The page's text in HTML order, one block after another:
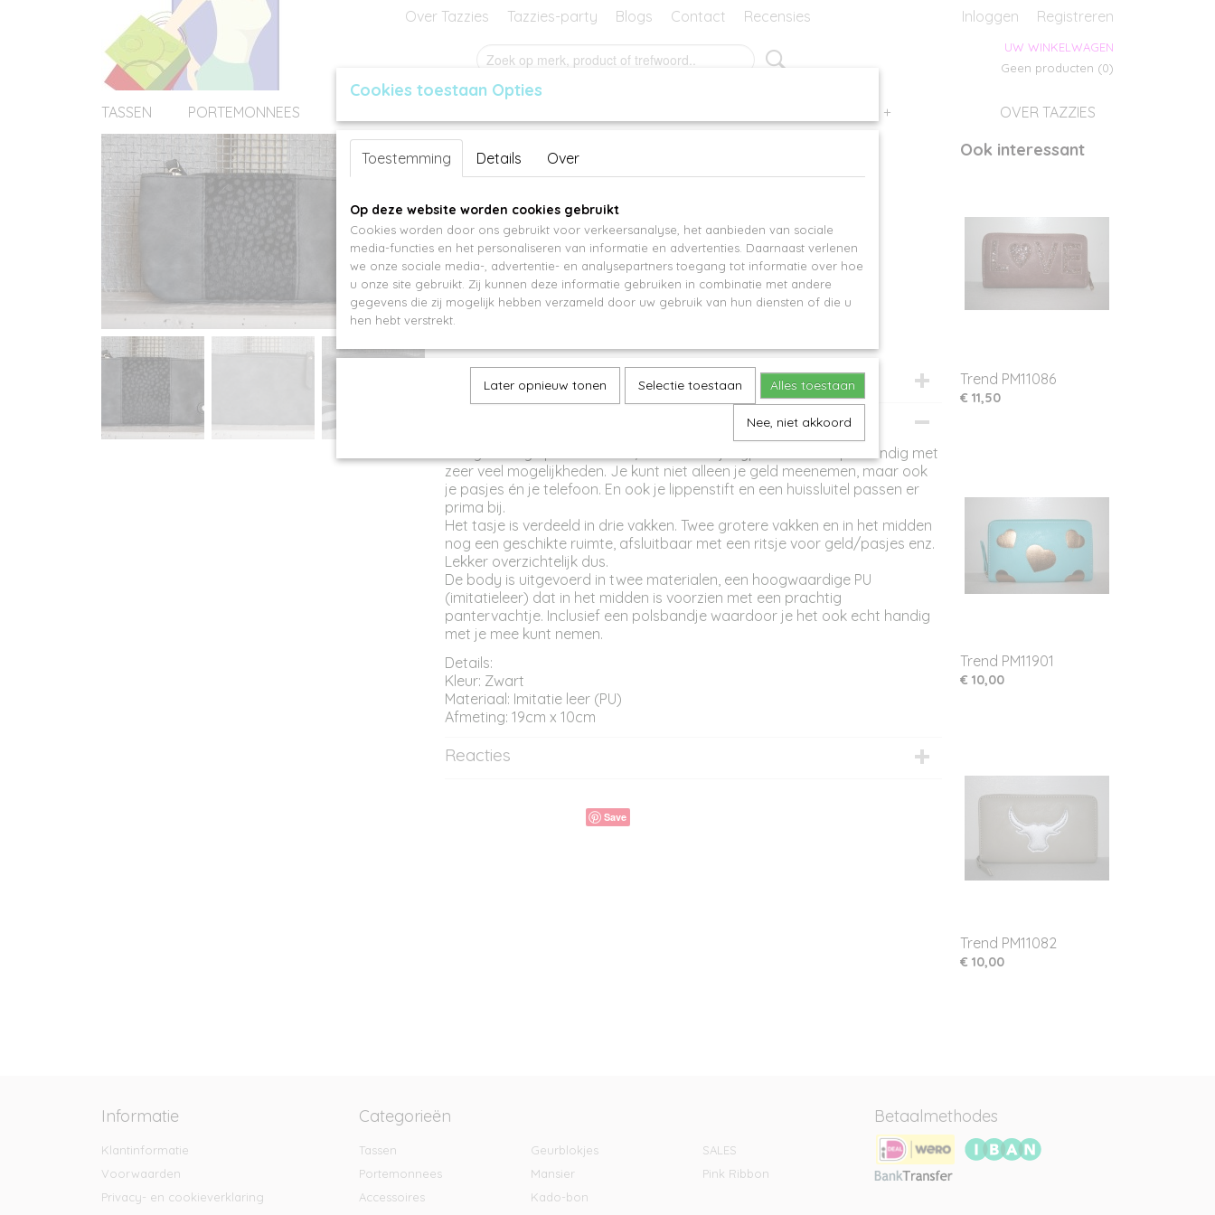
Over Tazzies Tazzies-party Blogs Contact Recensies Inloggen Registreren
UW WINKELWAGEN
Geen producten (0)
OVER TAZZIES
TASSEN PORTEMONNEES +
Kreta PM11577
Aantal
Specificaties
Een geweldige portemonnee/telefoontasje type "Kreta". Superhandig met
zeer veel mogelijkheden. Je kunt niet alleen je geld meenemen, maar ook
je pasjes én je telefoon. En ook je lippenstift en een huissluitel passen er
prima bij.
Het tasje is verdeeld in drie vakken. Twee grotere vakken en in het midden
nog een geschikte ruimte, afsluitbaar met een ritsje voor geld/pasjes enz.
Lekker overzichtelijk dus.
De body is uitgevoerd in twee materialen, een hoogwaardige PU
(imitatieleer) dat in het midden is voorzien met een prachtig
pantervachtje. Inclusief een polsbandje waardoor je het ook echt handig
met je mee kunt nemen.
Details:
Kleur: Zwart
Materiaal: Imitatie leer (PU)
Afmeting: 19cm x 10cm
Reacties
Save
Ook interessant
Trend PM11086
€ 11,50
Trend PM11901
€ 10,00
Trend PM11082
€ 10,00
Informatie
Klantinformatie
Voorwaarden
Privacy- en cookieverklaring
Categorieën
Tassen
Portemonnees
Accessoires
Geurblokjes
Mansier
Kado-bon
SALES
Pink Ribbon
Betaalmethodes
Cookies toestaan Opties
Toestemming Details Over
Op deze website worden cookies gebruikt
Cookies worden door ons gebruikt voor verkeersanalyse, het aanbieden van sociale
media-functies en het personaliseren van informatie en advertenties. Daarnaast verlenen
we onze sociale media-, advertentie- en analysepartners toegang tot informatie over hoe
u onze site gebruikt. Zij kunnen deze informatie gebruiken in combinatie met andere
gegevens die zij mogelijk hebben verzameld door uw gebruik van hun diensten of die u
hen hebt verstrekt.
Later opnieuw tonen Selectie toestaan Alles toestaan
Nee, niet akkoord